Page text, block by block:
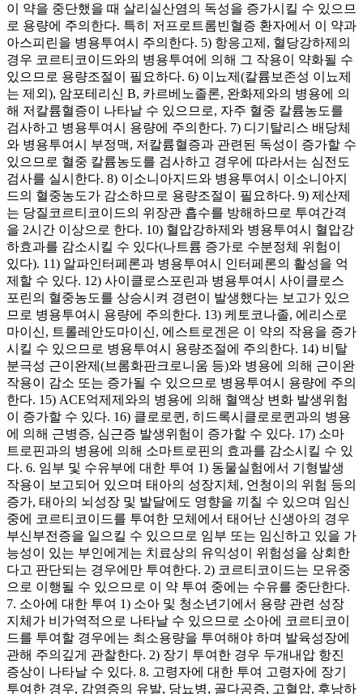
이 약을 중단했을 때 살리실산염의 독성을 증가시킬 수 있으므
로 용량에 주의한다. 특히 저프로트롬빈혈증 환자에서 이 약과
아스피린을 병용투여시 주의한다. 5) 항응고제, 혈당강하제의
경우 코르티코이드와의 병용투여에 의해 그 작용이 약화될 수
있으므로 용량조절이 필요하다. 6) 이뇨제(칼륨보존성 이뇨제
는 제외), 암포테리신 B, 카르베노졸론, 완화제와의 병용에 의
해 저칼륨혈증이 나타날 수 있으므로, 자주 혈중 칼륨농도를
검사하고 병용투여시 용량에 주의한다. 7) 디기탈리스 배당체
와 병용투여시 부정맥, 저칼륨혈증과 관련된 독성이 증가할 수
있으므로 혈중 칼륨농도를 검사하고 경우에 따라서는 심전도
검사를 실시한다. 8) 이소니아지드와 병용투여시 이소니아지
드의 혈중농도가 감소하므로 용량조절이 필요하다. 9) 제산제
는 당질코르티코이드의 위장관 흡수를 방해하므로 투여간격
을 2시간 이상으로 한다. 10) 혈압강하제와 병용투여시 혈압강
하효과를 감소시킬 수 있다(나트륨 증가로 수분정체 위험이
있다). 11) 알파인터페론과 병용투여시 인터페론의 활성을 억
제할 수 있다. 12) 사이클로스포린과 병용투여시 사이클로스
포린의 혈중농도를 상승시켜 경련이 발생했다는 보고가 있으
므로 병용투여시 용량에 주의한다. 13) 케토코나졸, 에리스로
마이신, 트롤레안도마이신, 에스트로겐은 이 약의 작용을 증가
시킬 수 있으므로 병용투여시 용량조절에 주의한다. 14) 비탈
분극성 근이완제(브롬화판크로니움 등)와 병용에 의해 근이완
작용이 감소 또는 증가될 수 있으므로 병용투여시 용량에 주의
한다. 15) ACE억제제와의 병용에 의해 혈액상 변화 발생위험
이 증가할 수 있다. 16) 클로로퀸, 히드록시클로로퀸과의 병용
에 의해 근병증, 심근증 발생위험이 증가할 수 있다. 17) 소마
트로핀과의 병용에 의해 소마트로핀의 효과를 감소시킬 수 있
다. 6. 임부 및 수유부에 대한 투여 1) 동물실험에서 기형발생
작용이 보고되어 있으며 태아의 성장지체, 언청이의 위험 등의
증가, 태아의 뇌성장 및 발달에도 영향을 끼칠 수 있으며 임신
중에 코르티코이드를 투여한 모체에서 태어난 신생아의 경우
부신부전증을 일으킬 수 있으므로 임부 또는 임신하고 있을 가
능성이 있는 부인에게는 치료상의 유익성이 위험성을 상회한
다고 판단되는 경우에만 투여한다. 2) 코르티코이드는 모유중
으로 이행될 수 있으므로 이 약 투여 중에는 수유를 중단한다.
7. 소아에 대한 투여 1) 소아 및 청소년기에서 용량 관련 성장
지체가 비가역적으로 나타날 수 있으므로 소아에 코르티코이
드를 투여할 경우에는 최소용량을 투여해야 하며 발육성장에
관해 주의깊게 관찰한다. 2) 장기 투여한 경우 두개내압 항진
증상이 나타날 수 있다. 8. 고령자에 대한 투여 고령자에 장기
투여한 경우, 감염증의 유발, 당뇨병, 골다공증, 고혈압, 후낭하